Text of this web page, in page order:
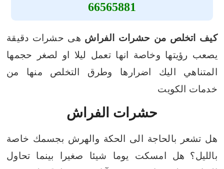
66565881
كيف اتخلص من حشرات الفراش هى حشرات دقيقة
يصعب رؤيتها وخاصة انها تعمل ليلا او لصغر حجمها
المتناهي اليك اضرارها وطرق التخلص منها من
خدمات الكويت
حشرات الفراش
هل تشعر بالحاجة الى الحكة والهرش بجسمك خاصة
بالليل؟
هل امسكت يوما شيئا صغيرا بينما تحاول